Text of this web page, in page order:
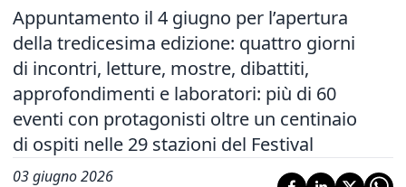
Appuntamento il 4 giugno per l’apertura
della tredicesima edizione: quattro giorni
di incontri, letture, mostre, dibattiti,
approfondimenti e laboratori: più di 60
eventi con protagonisti oltre un centinaio
di ospiti nelle 29 stazioni del Festival
03 giugno 2026